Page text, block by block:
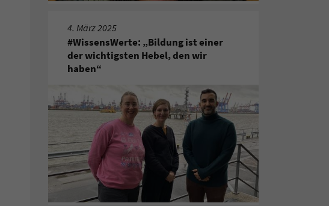
4. März 2025
#WissensWerte: „Bildung ist einer
der wichtigsten Hebel, den wir
haben“